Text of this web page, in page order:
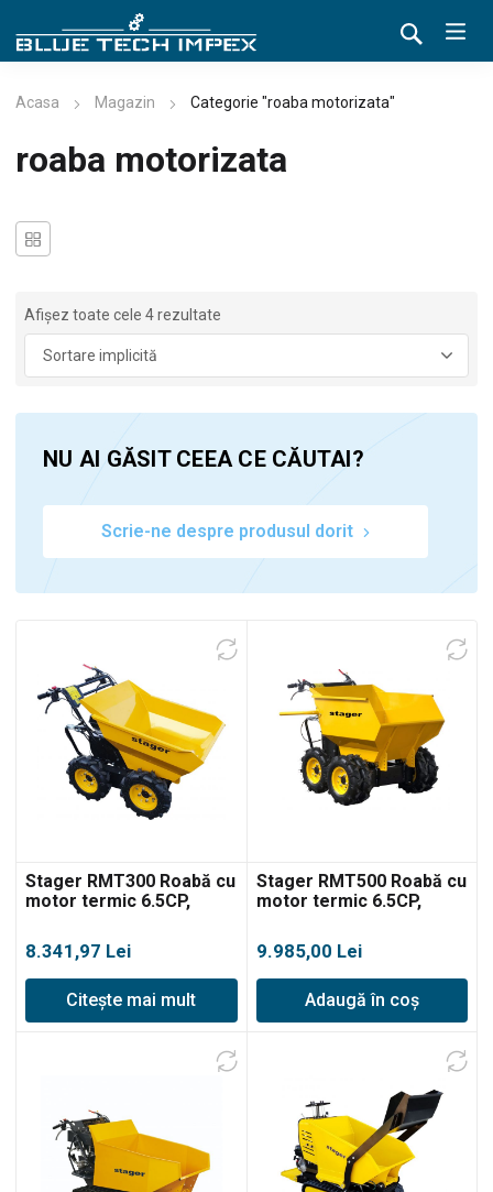
Acasa Magazin Categorie "roaba motorizata"
roaba motorizata
Afișez toate cele 4 rezultate
NU AI GĂSIT CEEA CE CĂUTAI?
Scrie-ne despre produsul dorit
Stager RMT300 Roabă cu
motor termic 6.5CP,
8.341,97 Lei
Citește mai mult
Stager RMT500 Roabă cu
motor termic 6.5CP,
9.985,00 Lei
Adaugă în coș